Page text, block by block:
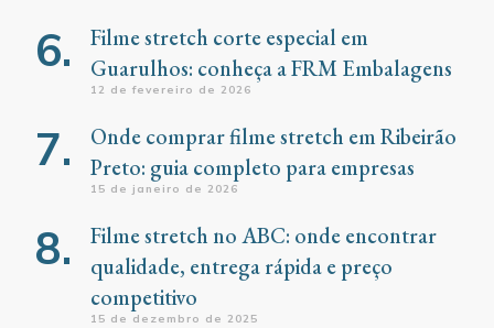
Filme stretch corte especial em
Guarulhos: conheça a FRM Embalagens
12 de fevereiro de 2026
Onde comprar filme stretch em Ribeirão
Preto: guia completo para empresas
15 de janeiro de 2026
Filme stretch no ABC: onde encontrar
qualidade, entrega rápida e preço
competitivo
15 de dezembro de 2025